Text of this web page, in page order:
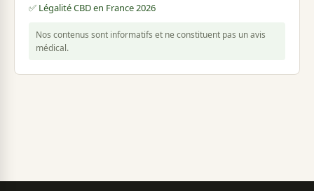
✅ Légalité CBD en France 2026
Nos contenus sont informatifs et ne constituent pas un avis
médical.